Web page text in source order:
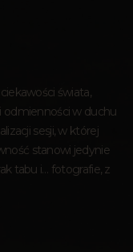
świata,
odmienności w duchu
sesji, w której
stanowi jedynie
tabu i… fotografie, z